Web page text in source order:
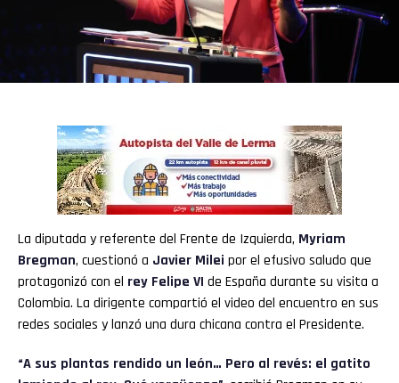
La diputada y referente del Frente de Izquierda, Myriam
Bregman, cuestionó a Javier Milei por el efusivo saludo que
protagonizó con el rey Felipe VI de España durante su visita a
Colombia. La dirigente compartió el video del encuentro en sus
redes sociales y lanzó una dura chicana contra el Presidente.
“A sus plantas rendido un león… Pero al revés: el gatito